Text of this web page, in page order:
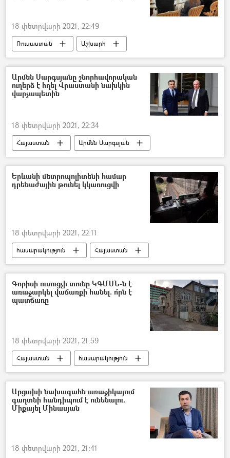
18 փետրվարի 2021, 22:49
Ռուսաստան
Աշխարհ
Արա Այվազյան
Մոսկվա
Արմեն Սարգսյանը շնորհավորական
ուղերձ է հղել Վրաստանի նախկին
վարչապետին
18 փետրվարի 2021, 22:34
Հայաստան
Արմեն Սարգսյան
Բիձինա Իվանիշվիլի
շնորհավորանք
Երևանի մետրոպոլիտենի համար
դրենաժային թունել կկառուցվի
18 փետրվարի 2021, 22:11
հասարակություն
Հայաստան
մետրո
Հայկ Մարության
Գորիսի ուսուցչի տունը ԿԳՄՍՆ-ն է
առաջարկել վաճառքի հանել. ո՞րն է
պատճառը
18 փետրվարի 2021, 21:59
Հայաստան
հասարակություն
Գորիս
Կրթության, գիտության, մշակույթի և սպորտի նախարարություն (ԿԳՄՍ)
գույք
աճուրդ Հուշարձան
Արցախի նախագահն առաջիկայում
գաղտնի հանդիպում է ունենալու.
Միքայել Մինասյան
18 փետրվարի 2021, 21:41